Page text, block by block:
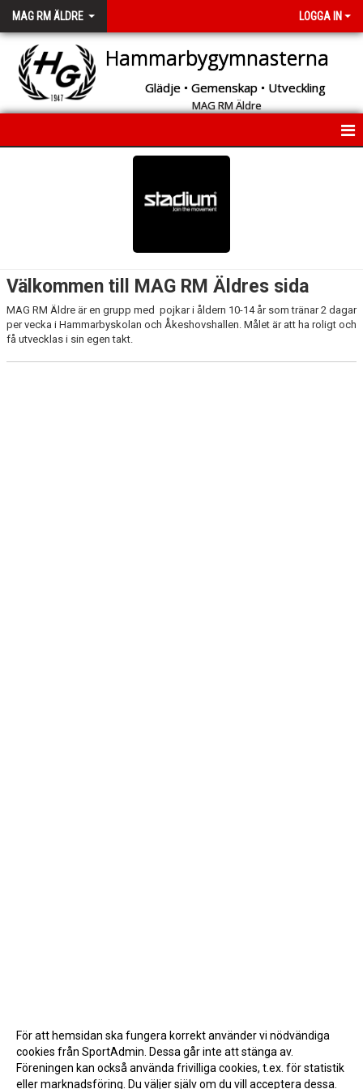
MAG RM ÄLDRE LOGGA IN
Hammarbygymnasterna
Glädje • Gemenskap • Utveckling
MAG RM Äldre
MEDLEMMAR
BILDGALLERI
Välkommen till MAG RM Äldres sida
MAG RM Äldre är en grupp med pojkar i åldern 10-14 år som tränar 2 dagar
per vecka i Hammarbyskolan och Åkeshovshallen. Målet är att ha roligt och
få utvecklas i sin egen takt.
För att hemsidan ska fungera korrekt använder vi nödvändiga
cookies från SportAdmin. Dessa går inte att stänga av.
Föreningen kan också använda frivilliga cookies, t.ex. för statistik
eller marknadsföring. Du väljer själv om du vill acceptera dessa.